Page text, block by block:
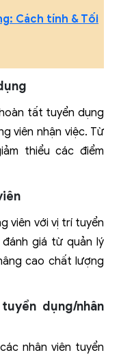
Cách tính & Tối
tất tuyển dụng
viên nhận việc. Từ
thiểu các điểm
viên với vị trí tuyển
giá từ quản lý
cao chất lượng
dụng/nhân
nhân viên tuyển